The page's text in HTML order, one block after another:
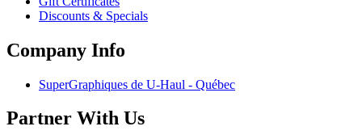
Discounts & Specials
Company Info
SuperGraphiques de U-Haul - Québec
Partner With Us